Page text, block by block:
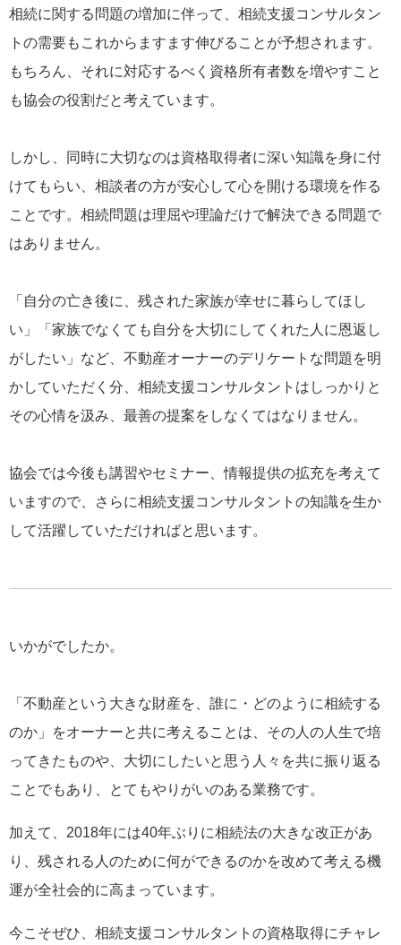
相続に関する問題の増加に伴って、相続支援コンサルタン
トの需要もこれからますます伸びることが予想されます。
もちろん、それに対応するべく資格所有者数を増やすこと
も協会の役割だと考えています。
しかし、同時に大切なのは資格取得者に深い知識を身に付
けてもらい、相談者の方が安心して心を開ける環境を作る
ことです。相続問題は理屈や理論だけで解決できる問題で
はありません。
「自分の亡き後に、残された家族が幸せに暮らしてほし
い」「家族でなくても自分を大切にしてくれた人に恩返し
がしたい」など、不動産オーナーのデリケートな問題を明
かしていただく分、相続支援コンサルタントはしっかりと
その心情を汲み、最善の提案をしなくてはなりません。
協会では今後も講習やセミナー、情報提供の拡充を考えて
いますので、さらに相続支援コンサルタントの知識を生か
して活躍していただければと思います。
いかがでしたか。
「不動産という大きな財産を、誰に・どのように相続する
のか」をオーナーと共に考えることは、その人の人生で培
ってきたものや、大切にしたいと思う人々を共に振り返る
ことでもあり、とてもやりがいのある業務です。
加えて、2018年には40年ぶりに相続法の大きな改正があ
り、残される人のために何ができるのかを改めて考える機
運が全社会的に高まっています。
今こそぜひ、相続支援コンサルタントの資格取得にチャレ